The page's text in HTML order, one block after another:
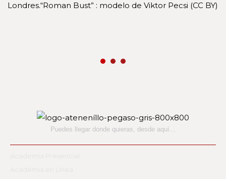
Londres.“Roman Bust” : modelo de Viktor Pecsi (CC BY)
Puedes llegar donde quieras, desde aquí…